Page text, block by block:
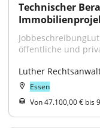
Technischer
öffentliche und
Luther
Essen
Von 47.100,00 € bis